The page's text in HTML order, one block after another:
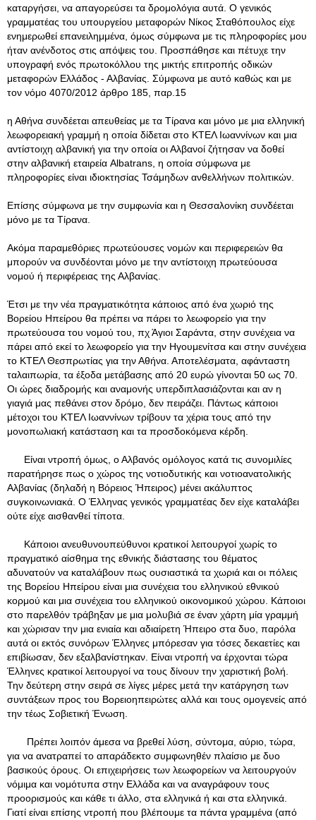
καταργήσει, να απαγορεύσει τα δρομολόγια αυτά. Ο γενικός
γραμματέας του υπουργείου μεταφορών Νίκος Σταθόπουλος είχε
ενημερωθεί επανειλημμένα, όμως σύμφωνα με τις πληροφορίες μου
ήταν ανένδοτος στις απόψεις του. Προσπάθησε και πέτυχε την
υπογραφή ενός πρωτοκόλλου της μικτής επιτροπής οδικών
μεταφορών Ελλάδος - Αλβανίας. Σύμφωνα με αυτό καθώς και με
τον νόμο 4070/2012 άρθρο 185, παρ.15
η Αθήνα συνδέεται απευθείας με τα Τίρανα και μόνο με μια ελληνική
λεωφορειακή γραμμή η οποία δίδεται στο ΚΤΕΛ Ιωαννίνων και μια
αντίστοιχη αλβανική για την οποία οι Αλβανοί ζήτησαν να δοθεί
στην αλβανική εταιρεία Albatrans, η οποία σύμφωνα με
πληροφορίες είναι ιδιοκτησίας Τσάμηδων ανθελλήνων πολιτικών.
Επίσης σύμφωνα με την συμφωνία και η Θεσσαλονίκη συνδέεται
μόνο με τα Τίρανα.
Ακόμα παραμεθόριες πρωτεύουσες νομών και περιφερειών θα
μπορούν να συνδέονται μόνο με την αντίστοιχη πρωτεύουσα
νομού ή περιφέρειας της Αλβανίας.
Έτσι με την νέα πραγματικότητα κάποιος από ένα χωριό της
Βορείου Ηπείρου θα πρέπει να πάρει το λεωφορείο για την
πρωτεύουσα του νομού του, πχ Άγιοι Σαράντα, στην συνέχεια να
πάρει από εκεί το λεωφορείο για την Ηγουμενίτσα και στην συνέχεια
το ΚΤΕΛ Θεσπρωτίας για την Αθήνα. Αποτελέσματα, αφάνταστη
ταλαιπωρία, τα έξοδα μετάβασης από 20 ευρώ γίνονται 50 ως 70.
Οι ώρες διαδρομής και αναμονής υπερδιπλασιάζονται και αν η
γιαγιά μας πεθάνει στον δρόμο, δεν πειράζει. Πάντως κάποιοι
μέτοχοι του ΚΤΕΛ Ιωαννίνων τρίβουν τα χέρια τους από την
μονοπωλιακή κατάσταση και τα προσδοκόμενα κέρδη.
Είναι ντροπή όμως, ο Αλβανός ομόλογος κατά τις συνομιλίες
παρατήρησε πως ο χώρος της νοτιοδυτικής και νοτιοανατολικής
Αλβανίας (δηλαδή η Βόρειος Ήπειρος) μένει ακάλυπτος
συγκοινωνιακά. Ο Έλληνας γενικός γραμματέας δεν είχε καταλάβει
ούτε είχε αισθανθεί τίποτα.
Κάποιοι ανευθυνουπεύθυνοι κρατικοί λειτουργοί χωρίς το
πραγματικό αίσθημα της εθνικής διάστασης του θέματος
αδυνατούν να καταλάβουν πως ουσιαστικά τα χωριά και οι πόλεις
της Βορείου Ηπείρου είναι μια συνέχεια του ελληνικού εθνικού
κορμού και μια συνέχεια του ελληνικού οικονομικού χώρου. Κάποιοι
στο παρελθόν τράβηξαν με μια μολυβιά σε έναν χάρτη μία γραμμή
και χώρισαν την μια ενιαία και αδιαίρετη Ήπειρο στα δυο, παρόλα
αυτά οι εκτός συνόρων Έλληνες μπόρεσαν για τόσες δεκαετίες και
επιβίωσαν, δεν εξαλβανίστηκαν. Είναι ντροπή να έρχονται τώρα
Έλληνες κρατικοί λειτουργοί να τους δίνουν την χαριστική βολή.
Την δεύτερη στην σειρά σε λίγες μέρες μετά την κατάργηση των
συντάξεων προς του Βορειοηπειρώτες αλλά και τους ομογενείς από
την τέως Σοβιετική Ένωση.
Πρέπει λοιπόν άμεσα να βρεθεί λύση, σύντομα, αύριο, τώρα,
για να ανατραπεί το απαράδεκτο συμφωνηθέν πλαίσιο με δυο
βασικούς όρους. Οι επιχειρήσεις των λεωφορείων να λειτουργούν
νόμιμα και νομότυπα στην Ελλάδα και να αναγράφουν τους
προορισμούς και κάθε τι άλλο, στα ελληνικά ή και στα ελληνικά.
Γιατί είναι επίσης ντροπή που βλέπουμε τα πάντα γραμμένα (από